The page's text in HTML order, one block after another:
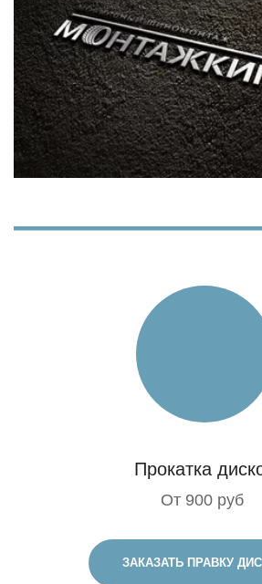
Прокатка
От 900 руб
ЗАКАЗАТЬ ПРАВКУ